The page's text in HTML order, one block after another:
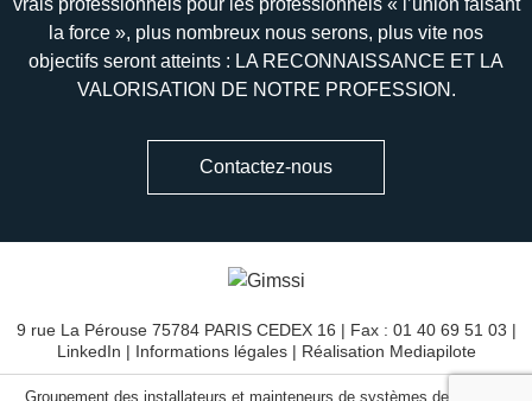
vrais professionnels pour les professionnels « l’union faisant
la force », plus nombreux nous serons, plus vite nos
objectifs seront atteints : LA RECONNAISSANCE ET LA
VALORISATION DE NOTRE PROFESSION.
Contactez-nous
9 rue La Pérouse 75784 PARIS CEDEX 16 | Fax : 01 40 69 51 03 |
LinkedIn | Informations légales| Réalisation Mediapilote
Groupement des installateurs et mainteneurs de systèmes de sécurité